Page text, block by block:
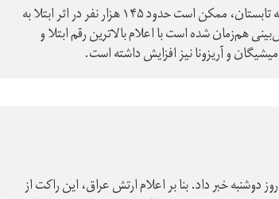
پژوهشگران دانشگاه واشینگتن پیش‌بینی کرده‌اند که تا ماه اوت در نیمه تابستان، ممکن است حدود ۱۴۵ هزار نفر در اثر ابتلا به
هم‌زمان شده است با اعلام بالاترین رقم ابتلا و
دوشنبه خبر داد. بنا بر اعلام ارتش عراق، این راکت از